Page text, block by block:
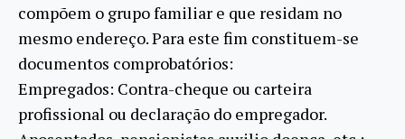
compõem o grupo familiar e que residam no
mesmo endereço. Para este fim constituem-se
documentos comprobatórios:
Empregados: Contra-cheque ou carteira
profissional ou declaração do empregador.